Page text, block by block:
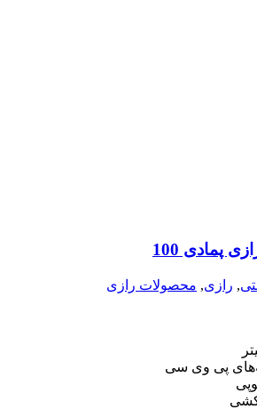
100
, رازی, محصولات رازی
پی وی سی